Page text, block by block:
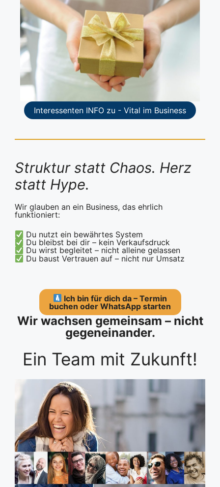
Interessenten INFO zu - Vital im Business
Struktur statt Chaos. Herz
statt Hype.
Wir glauben an ein Business, das ehrlich
funktioniert:
Du nutzt ein bewährtes System
Du bleibst bei dir – kein Verkaufsdruck
Du wirst begleitet – nicht alleine gelassen
Du baust Vertrauen auf – nicht nur Umsatz
Ich bin für dich da – Termin
buchen oder WhatsApp starten
Wir wachsen gemeinsam – nicht
gegeneinander.
Ein Team mit Zukunft!